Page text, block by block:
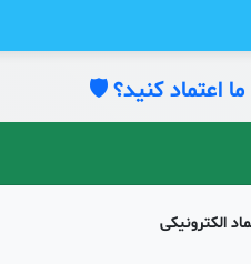
اعتماد کنید؟ 🛡️
الکترونیکی